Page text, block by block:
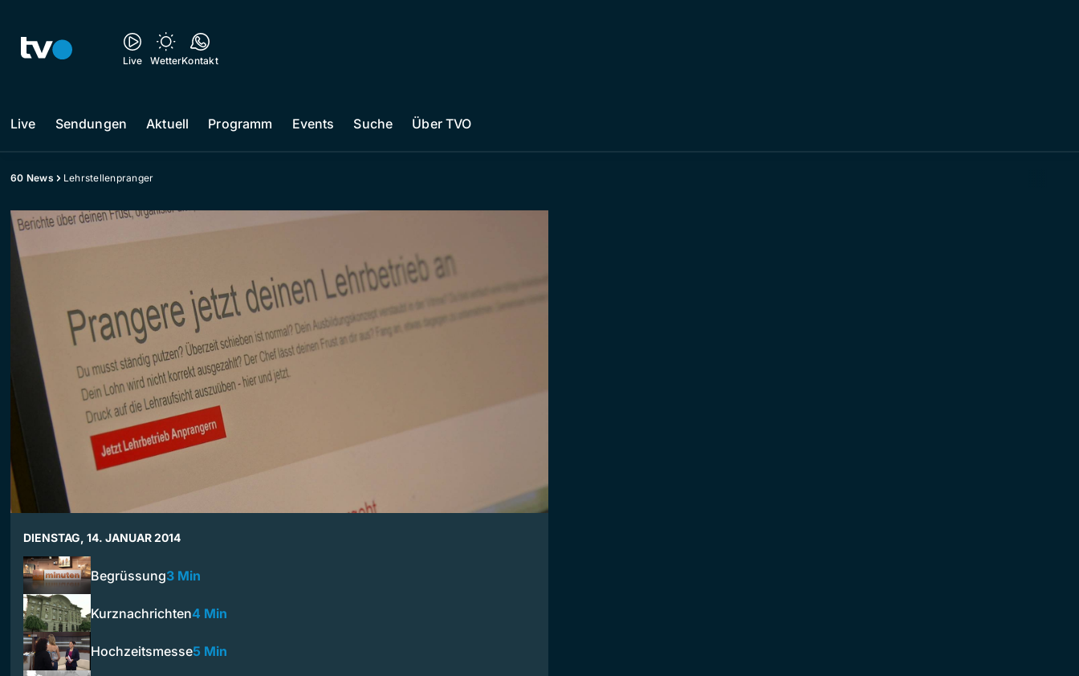
Live WetterKontakt
Live Sendungen Aktuell Programm Events Suche Über TVO
60 News Lehrstellenpranger
DIENSTAG, 14. JANUAR 2014
Begrüssung3 Min
Kurznachrichten4 Min
Hochzeitsmesse5 Min